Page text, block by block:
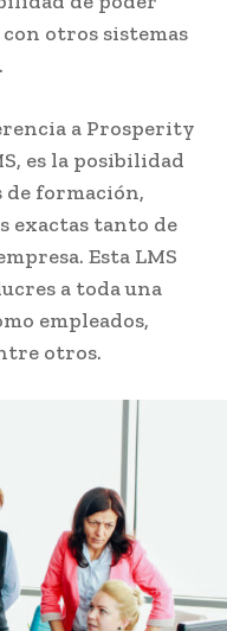
otros sistemas
a Prosperity
es la posibilidad
de formación,
exactas tanto de
Esta LMS
a toda una
empleados,
otros.